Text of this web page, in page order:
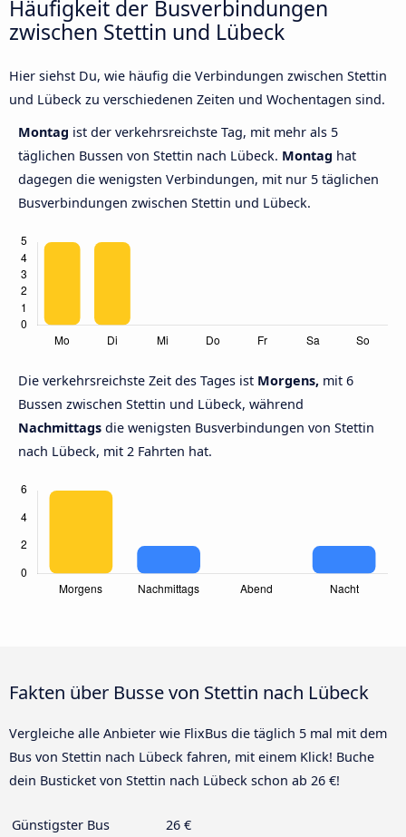
Häufigkeit der Busverbindungen
zwischen Stettin und Lübeck
Hier siehst Du, wie häufig die Verbindungen zwischen Stettin
und Lübeck zu verschiedenen Zeiten und Wochentagen sind.
Montag ist der verkehrsreichste Tag, mit mehr als 5
täglichen Bussen von Stettin nach Lübeck. Montag hat
dagegen die wenigsten Verbindungen, mit nur 5 täglichen
Busverbindungen zwischen Stettin und Lübeck.
Die verkehrsreichste Zeit des Tages ist Morgens, mit 6
Bussen zwischen Stettin und Lübeck, während
Nachmittags die wenigsten Busverbindungen von Stettin
nach Lübeck, mit 2 Fahrten hat.
Fakten über Busse von Stettin nach Lübeck
Vergleiche alle Anbieter wie FlixBus die täglich 5 mal mit dem
Bus von Stettin nach Lübeck fahren, mit einem Klick! Buche
dein Busticket von Stettin nach Lübeck schon ab 26 €!
Günstigster Bus
26 €